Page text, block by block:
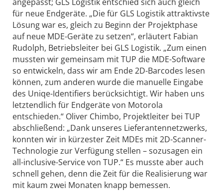
für neue Endgeräte. „Die für GLS Logistik attraktivste
Lösung war es, gleich zu Beginn der Projektphase
auf neue MDE-Geräte zu setzen“, erläutert Fabian
Rudolph, Betriebs­leiter bei GLS Logistik. „Zum einen
mussten wir gemeinsam mit TUP die MDE-Software
so entwickeln, dass wir am Ende 2D-Barcodes lesen
können, zum anderen wurde die manuelle Eingabe
des Uniqe-­Identifiers berücksichtigt. Wir haben uns
letztendlich für Endgeräte von Motorola
entschieden.“ Oliver Chimbo, Projektleiter bei TUP
abschließend: „Dank unseres Lieferantennetzwerks,
konnten wir in kürzester Zeit MDEs mit 2D-Scanner-
Technologie zur Verfügung stellen – sozusagen ein
all-inclusive-­Service von TUP.“ Es musste aber auch
schnell gehen, denn die Zeit für die Realisierung war
mit kaum zwei Monaten knapp bemessen.